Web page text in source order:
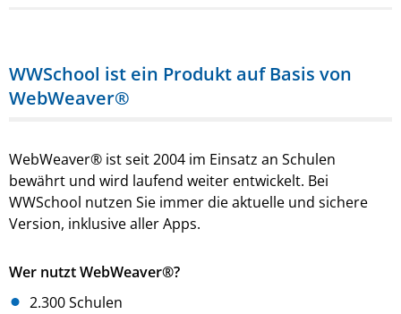
WWSchool ist ein Produkt auf Basis von
WebWeaver®
WebWeaver® ist seit 2004 im Einsatz an Schulen
bewährt und wird laufend weiter entwickelt. Bei
WWSchool nutzen Sie immer die aktuelle und sichere
Version, inklusive aller Apps.
Wer nutzt WebWeaver®?
2.300 Schulen